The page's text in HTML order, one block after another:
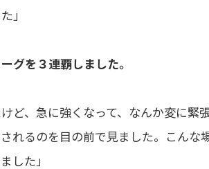
」
グを３連覇しました。
ど、急に強くなって、なんか変に緊
れるのを目の前で見ました。こんな
した」